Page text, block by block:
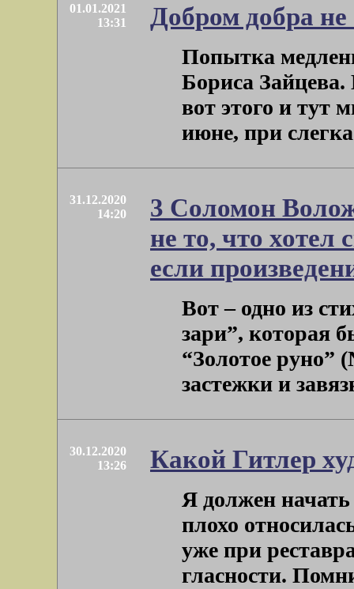
01.01.2021
13:31
Добром добра не
Попытка
Бориса Зайцева.
вот этого и тут
июне, при
31.12.2020
14:20
3 Соломон
не то, что хотел
если
Вот – одно из
зари”, которая
“Золотое руно”
застежки и
30.12.2020
13:26
Какой Гитлер
Я должен
плохо
уже при
гласности.